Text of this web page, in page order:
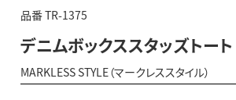
品番 TR-1375
デニムボックススタッズトート
MARKLESS STYLE（マークレススタイル）